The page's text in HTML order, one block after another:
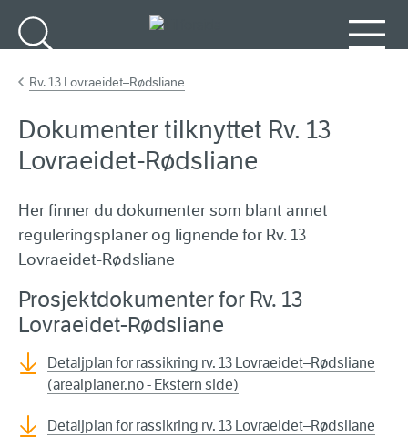
Rv. 13 Lovraeidet–Rødsliane
Dokumenter tilknyttet Rv. 13
Lovraeidet-Rødsliane
Her finner du dokumenter som blant annet
reguleringsplaner og lignende for Rv. 13
Lovraeidet-Rødsliane
Prosjektdokumenter for Rv. 13
Lovraeidet-Rødsliane
Detaljplan for rassikring rv. 13 Lovraeidet–Rødsliane
(arealplaner.no - Ekstern side)
Detaljplan for rassikring rv. 13 Lovraeidet–Rødsliane